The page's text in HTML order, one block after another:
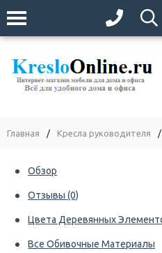
Главная / Кресла руководителя /
Обзор
Отзывы (0)
Цвета Деревянных
Все Обивочные Материалы